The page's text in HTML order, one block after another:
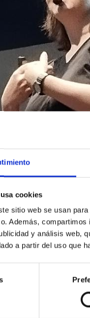
cookies
sitio web se usan
Además,
y análisis web,
a partir del uso que
03/07/2025